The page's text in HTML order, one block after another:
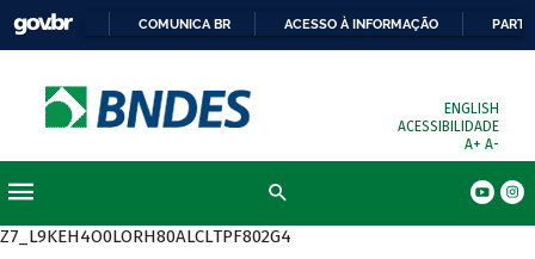
COMUNICA BR ACESSO À INFORMAÇÃO
ENGLISH
ACESSIBILIDADE
A+ A-
Z7_L9KEH4O0LORH80ALCLTPF802G4